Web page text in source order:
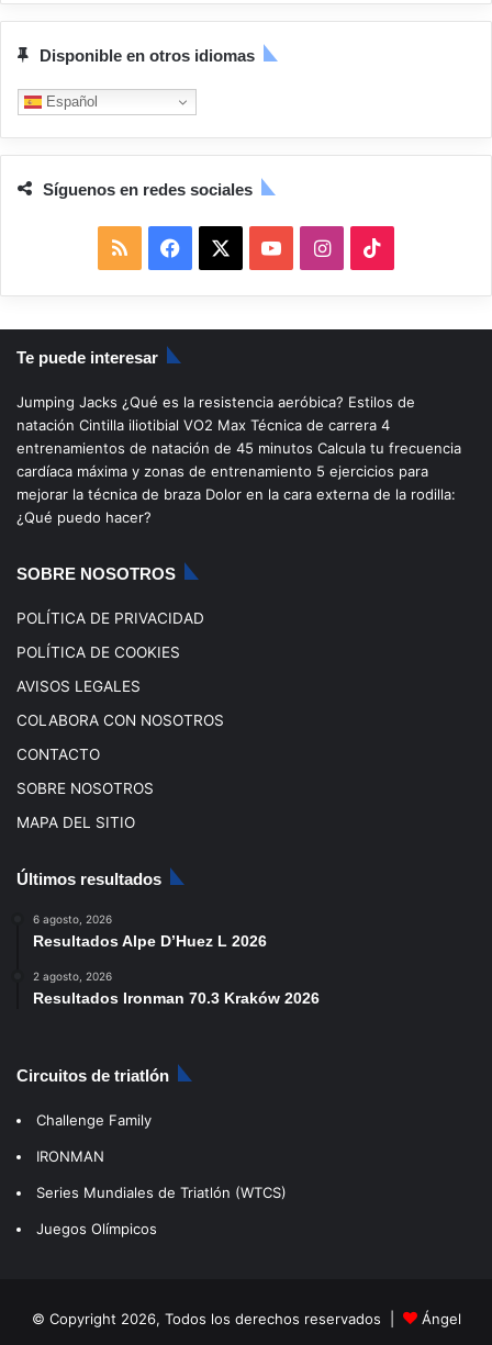
Disponible en otros idiomas
Español
Síguenos en redes sociales
S
S
a
c
b
o
o
u
u
b
I
n
s
a
g
i
k
o
k
Te puede interesar
Jumping Jacks ¿Qué es la resistencia aeróbica? Estilos de
natación Cintilla iliotibial VO2 Max Técnica de carrera 4
entrenamientos de natación de 45 minutos Calcula tu frecuencia
cardíaca máxima y zonas de entrenamiento 5 ejercicios para
mejorar la técnica de braza Dolor en la cara externa de la rodilla:
¿Qué puedo hacer?
SOBRE NOSOTROS
POLÍTICA DE PRIVACIDAD
POLÍTICA DE COOKIES
AVISOS LEGALES
COLABORA CON NOSOTROS
CONTACTO
SOBRE NOSOTROS
MAPA DEL SITIO
Últimos resultados
6 agosto, 2026
Resultados Alpe D’Huez L 2026
2 agosto, 2026
Resultados Ironman 70.3 Kraków 2026
Circuitos de triatlón
Challenge Family
IRONMAN
Series Mundiales de Triatlón (WTCS)
Juegos Olímpicos
© Copyright 2026, Todos los derechos reservados | Ángel